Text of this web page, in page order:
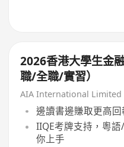
2026香港大學生金
職/全職/實習）
邊讀書邊賺取更高
IIQE考牌支持，粵
你上手